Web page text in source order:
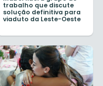
trabalho que discute
solução definitiva para
viaduto da Leste-Oeste